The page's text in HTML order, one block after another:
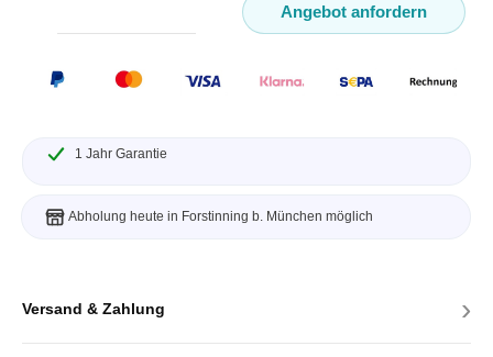
Angebot anfordern
1 Jahr Garantie
Abholung heute in Forstinning b. München möglich
Versand & Zahlung ›